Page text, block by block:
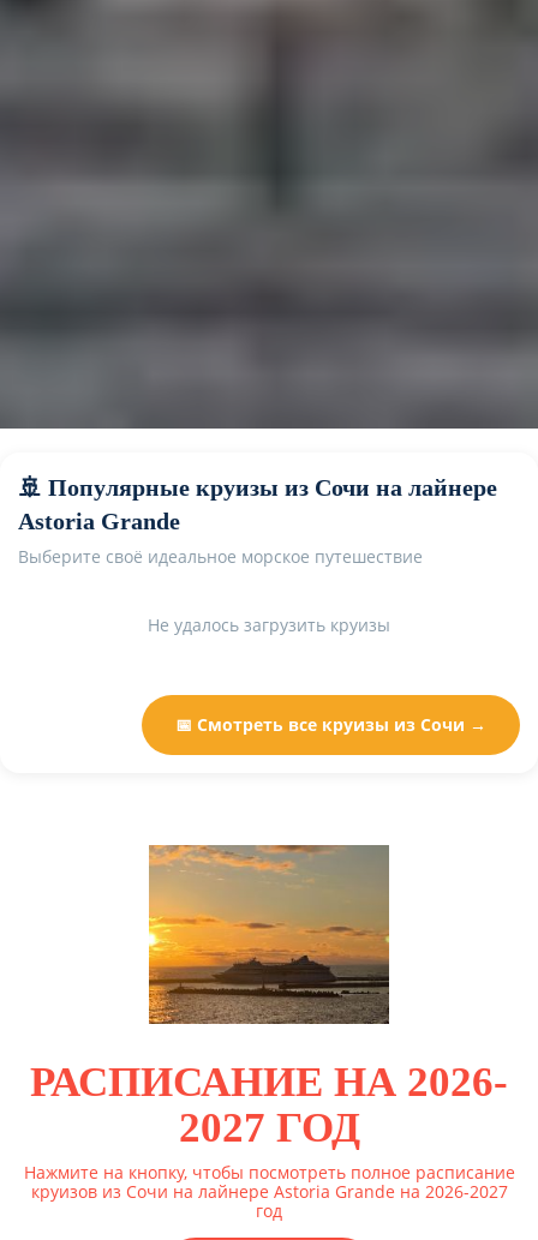
🚢 Популярные круизы из Сочи на лайнере
Astoria Grande
Выберите своё идеальное морское путешествие
Не удалось загрузить круизы
📅 Смотреть все круизы из Сочи →
РАСПИСАНИЕ НА 2026-
2027 ГОД
Нажмите на кнопку, чтобы посмотреть полное расписание
круизов из Сочи на лайнере Astoria Grande на 2026-2027
год